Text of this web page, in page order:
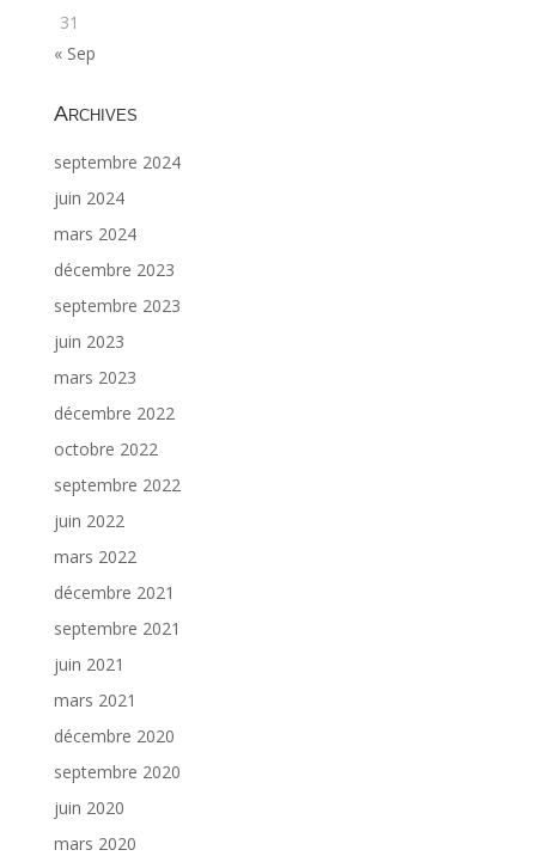
31
« Sep
Archives
septembre 2024
juin 2024
mars 2024
décembre 2023
septembre 2023
juin 2023
mars 2023
décembre 2022
octobre 2022
septembre 2022
juin 2022
mars 2022
décembre 2021
septembre 2021
juin 2021
mars 2021
décembre 2020
septembre 2020
juin 2020
mars 2020